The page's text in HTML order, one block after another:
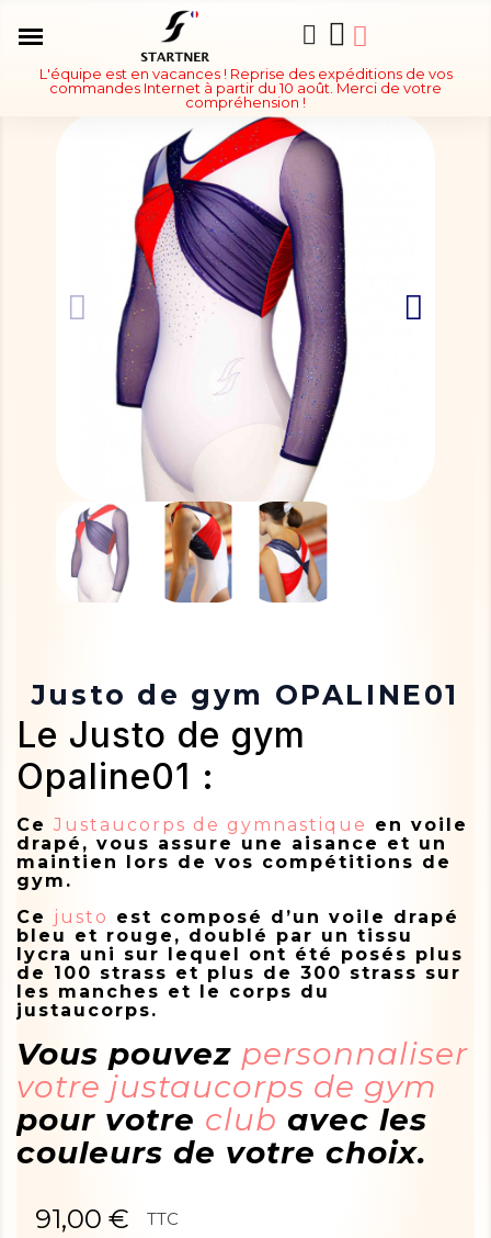
L'équipe est en vacances ! Reprise des expéditions de vos
commandes Internet à partir du 10 août. Merci de votre
compréhension !
Justo de gym OPALINE01
Le Justo de gym
Opaline01 :
Ce Justaucorps de gymnastique en voile
drapé, vous assure une aisance et un
maintien lors de vos compétitions de
gym.
Ce
justo est composé d’un voile drapé
bleu et rouge, doublé par un tissu
lycra uni sur lequel ont été posés plus
de 100 strass et plus de 300 strass sur
les manches et le corps du
justaucorps.
Vous pouvez personnaliser
votre justaucorps de gym
pour votre club avec les
couleurs de votre choix.
91,00 € TTC